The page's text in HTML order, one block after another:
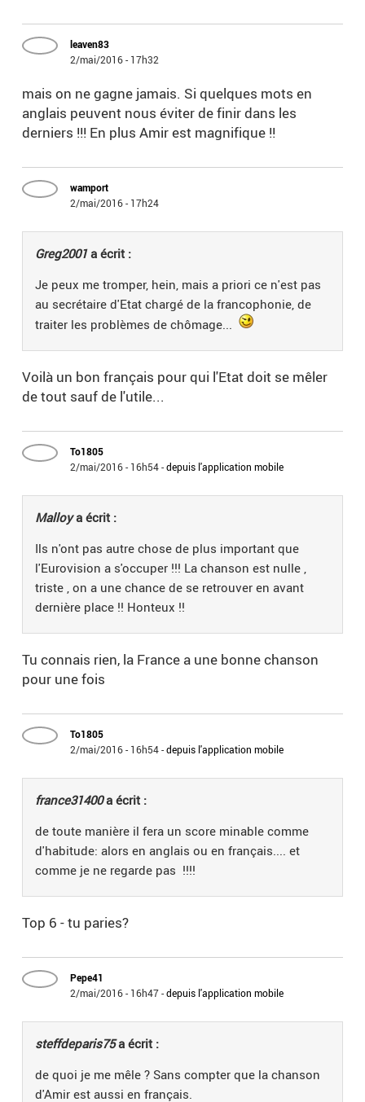
leaven83
2/mai/2016 - 17h32
mais on ne gagne jamais. Si quelques mots en
anglais peuvent nous éviter de finir dans les
derniers !!! En plus Amir est magnifique !!
wamport
2/mai/2016 - 17h24
Greg2001a écrit :
Je peux me tromper, hein, mais a priori ce n'est pas
au secrétaire d'Etat chargé de la francophonie, de
traiter les problèmes de chômage...
Voilà un bon français pour qui l'Etat doit se mêler
de tout sauf de l'utile...
To1805
2/mai/2016 - 16h54-depuis l'application mobile
Malloya écrit :
Ils n'ont pas autre chose de plus important que
l'Eurovision a s'occuper !!! La chanson est nulle ,
triste , on a une chance de se retrouver en avant
dernière place !! Honteux !!
Tu connais rien, la France a une bonne chanson
pour une fois
To1805
2/mai/2016 - 16h54-depuis l'application mobile
france31400a écrit :
de toute manière il fera un score minable comme
d'habitude: alors en anglais ou en français.... et
comme je ne regarde pas !!!!
Top 6 - tu paries?
Pepe41
2/mai/2016 - 16h47-depuis l'application mobile
steffdeparis75a écrit :
de quoi je me mêle ? Sans compter que la chanson
d'Amir est aussi en français.